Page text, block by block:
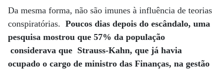
Da mesma forma, não são imunes à influência de teorias
conspiratórias. Poucos dias depois do escândalo, uma
pesquisa mostrou que 57% da população
considerava que Strauss-Kahn, que já havia
ocupado o cargo de ministro das Finanças, na gestão